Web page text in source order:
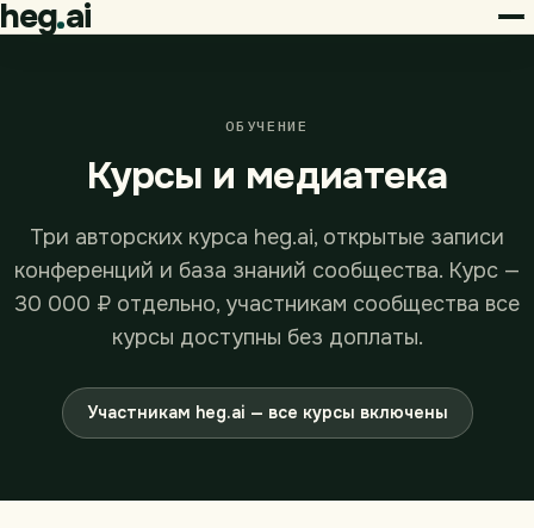
heg ai
ОБУЧЕНИЕ
Курсы и медиатека
Три авторских курса heg.ai, открытые записи
конференций и база знаний сообщества. Курс —
30 000 ₽ отдельно, участникам сообщества все
курсы доступны без доплаты.
Участникам heg.ai — все курсы включены